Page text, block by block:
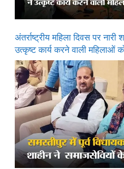
अंतर्राष्ट्रीय महिला दिवस पर
उत्कृष्ट कार्य करने वाली महिलाओं